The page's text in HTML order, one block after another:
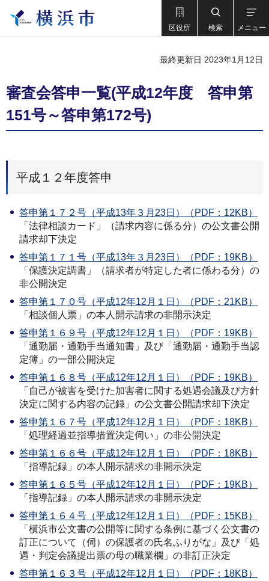
区役所 検索 メニュー
最終更新日 2023年1月12日
審査会答申一覧(平成12年度 答申第
151号～答申第172号)
平成１２年度答申
答申第１７２号（平成13年３月23日）（PDF：12KB）
「法律相談カード」（請求内容に係る分）の公文書公開
請求却下決定
答申第１７１号（平成13年３月23日）（PDF：19KB）
「保護決定調書」（請求者が特定した者に係わる分）の
非公開決定
答申第１７０号（平成12年12月１日）（PDF：21KB）
「相談個人票」の本人開示請求の非開示決定
答申第１６９号（平成12年12月１日）（PDF：19KB）
「通勤届・通勤手当通知書」及び「通勤届・通勤手当認
定簿」の一部公開決定
答申第１６８号（平成12年12月１日）（PDF：19KB）
「自己が被害を受けた加害者に関する処遇会議及び方針
決定に関する内容の記録」の公文書公開請求却下決定
答申第１６７号（平成12年12月１日）（PDF：18KB）
「処理経過並指導措置決定伺い」の非公開決定
答申第１６６号（平成12年12月１日）（PDF：18KB）
「指導記録」の本人開示請求の非開示決定
答申第１６５号（平成12年12月１日）（PDF：19KB）
「指導記録」の本人開示請求の非開示決定
答申第１６４号（平成12年12月１日）（PDF：15KB）
「横浜市公文書の公開等に関する条例に基づく公文書の
訂正について（伺）の保護者の氏名ふりがな」及び「処
遇・判定会議提出票の母の職業欄」の非訂正決定
答申第１６３号（平成12年12月１日）（PDF：18KB）